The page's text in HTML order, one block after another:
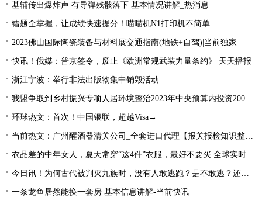
基辅传出爆炸声 有导弹残骸落下 基本情况讲解_热消息
错题全掌握，让成绩快速提分！喵喵机N1打印机不简单
2023佛山国际陶瓷装备与材料展交通指南(地铁+自驾)|当前独家
快讯！俄媒：普京签令，废止《欧洲常规武装力量条约》 天天播报
浙江宁波：举行非法出版物集中销毁活动
我盟争取到乡村振兴专项人居环境整治2023年中央预算内投资2000万元
环球热文：首次！中国银联，超越Visa→
当前热文：广州醒酒器清关公司_全套进口代理【报关报检知识整理】
衣品差的中年女人，夏天常穿“这4件”衣服，最好不要买 全球实时
今日讯！为何古代被判灭九族时，没有人敢逃跑？是不敢逃？还是不能逃
一条龙鱼居然能换一套房 基本信息讲解-当前快讯